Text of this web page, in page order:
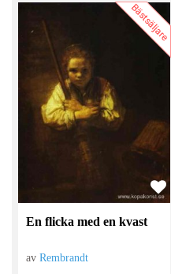
Bästsäljare
En flicka med en kvast
avRembrandt